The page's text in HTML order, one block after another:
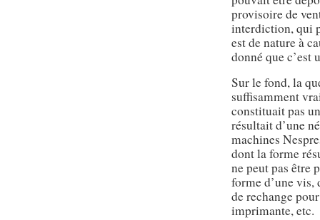
provisoire de
interdiction, qui
est de nature à
donné que c’est
Sur le fond, la
suffisamment
constituait pas
résultait d’une
machines
dont la forme
ne peut pas être
forme d’une vis,
de rechange
imprimante, etc.